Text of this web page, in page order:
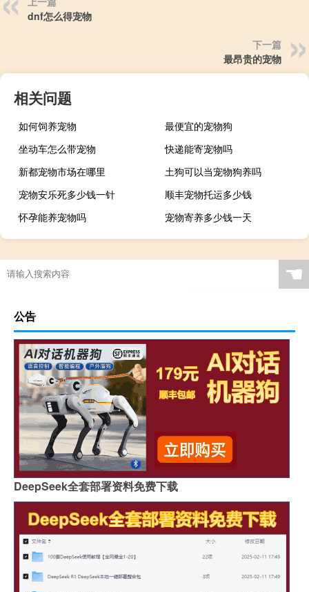
dnf怎么得宠物
下一篇
最昂贵的宠物
相关问题
如何饲养宠物
最便宜的宠物狗
坐动车怎么带宠物
快递能寄宠物吗
新都宠物市场在哪里
土狗可以当宠物狗养吗
宠物安乐死多少钱一针
顺丰宠物托运多少钱
怀孕能养宠物吗
宠物寄养多少钱一天
☚
公告
DeepSeek全套部署资料免费下载